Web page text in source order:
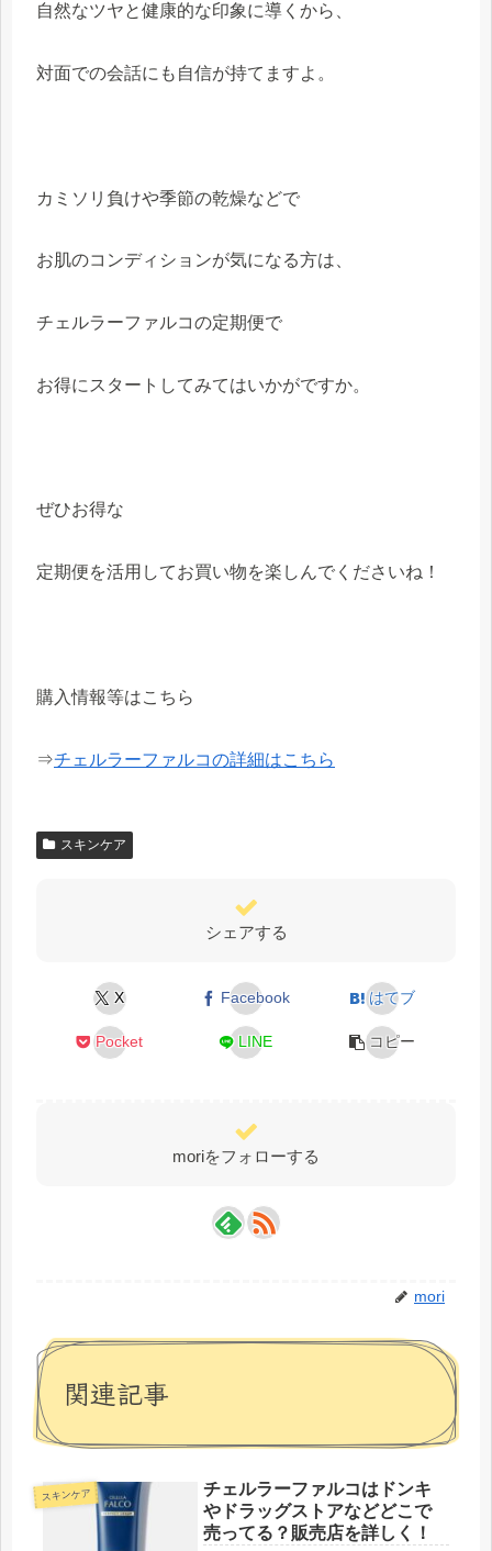
自然なツヤと健康的な印象に導くから、
対面での会話にも自信が持てますよ。
カミソリ負けや季節の乾燥などで
お肌のコンディションが気になる方は、
チェルラーファルコの定期便で
お得にスタートしてみてはいかがですか。
ぜひお得な
定期便を活用してお買い物を楽しんでくださいね！
購入情報等はこちら
⇒チェルラーファルコの詳細はこちら
スキンケア
シェアする
X Facebook はてブ
Pocket LINE コピー
moriをフォローする
mori
関連記事
スキンケア
チェルラーファルコはドンキ
やドラッグストアなどどこで
売ってる？販売店を詳しく！